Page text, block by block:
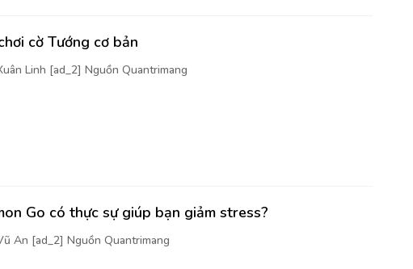
cờ Tướng cơ bản
Linh [ad_2] Nguồn Quantrimang
Go có thực sự giúp bạn giảm stress?
An [ad_2] Nguồn Quantrimang